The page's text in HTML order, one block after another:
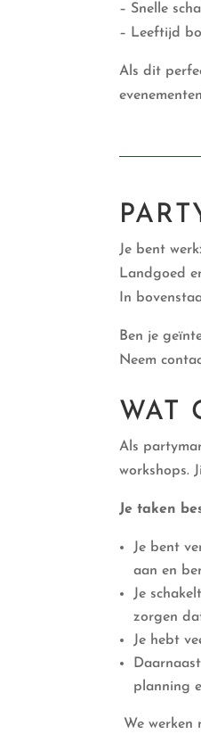
– Snelle
– Leeftijd
Als dit
Je bent
Landgoed
In
Ben je
Neem
WAT
Als
workshops.
Je taken
Je bent
aan en
Je
zorgen
Je hebt
planning
We werken